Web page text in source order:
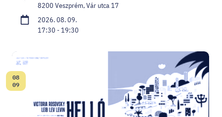
8200 Veszprém, Vár utca 17
2026. 08. 09.
17:30 - 19:30
Dátum:
08
09